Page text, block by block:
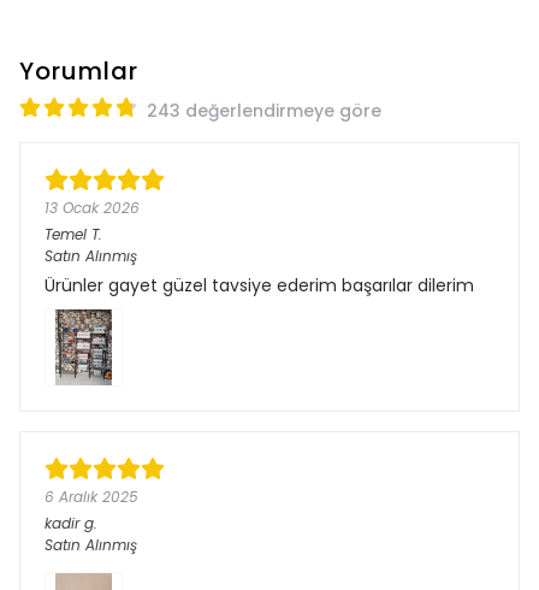
Yorumlar
243 değerlendirmeye göre
13 Ocak 2026
Temel T.
Satın Alınmış
Ürünler gayet güzel tavsiye ederim başarılar dilerim
6 Aralık 2025
kadir g.
Satın Alınmış